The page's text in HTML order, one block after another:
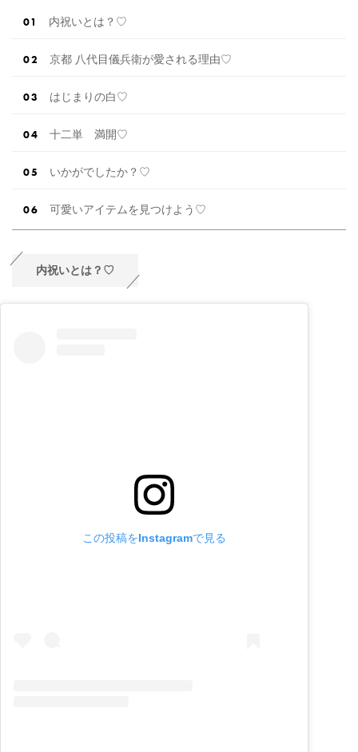
内祝いとは？♡
京都 八代目儀兵衛が愛される理由♡
はじまりの白♡
十二単 満開♡
いかがでしたか？♡
可愛いアイテムを見つけよう♡
内祝いとは？♡
この投稿をInstagramで見る